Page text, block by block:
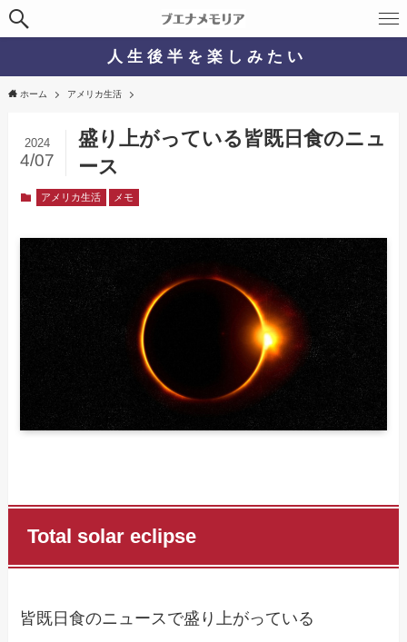
人 生 後 半 を 楽 し み た い
ホーム アメリカ生活
盛り上がっている皆既日食のニュ
ース
2024
4/07
アメリカ生活 メモ
Total solar eclipse
皆既日食のニュースで盛り上がっている